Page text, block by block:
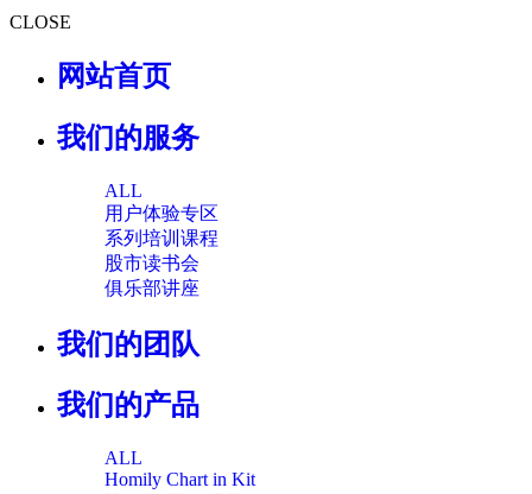
CLOSE
网站首页
我们的服务
ALL
用户体验专区
系列培训课程
股市读书会
俱乐部讲座
我们的团队
我们的产品
ALL
Homily Chart in Kit